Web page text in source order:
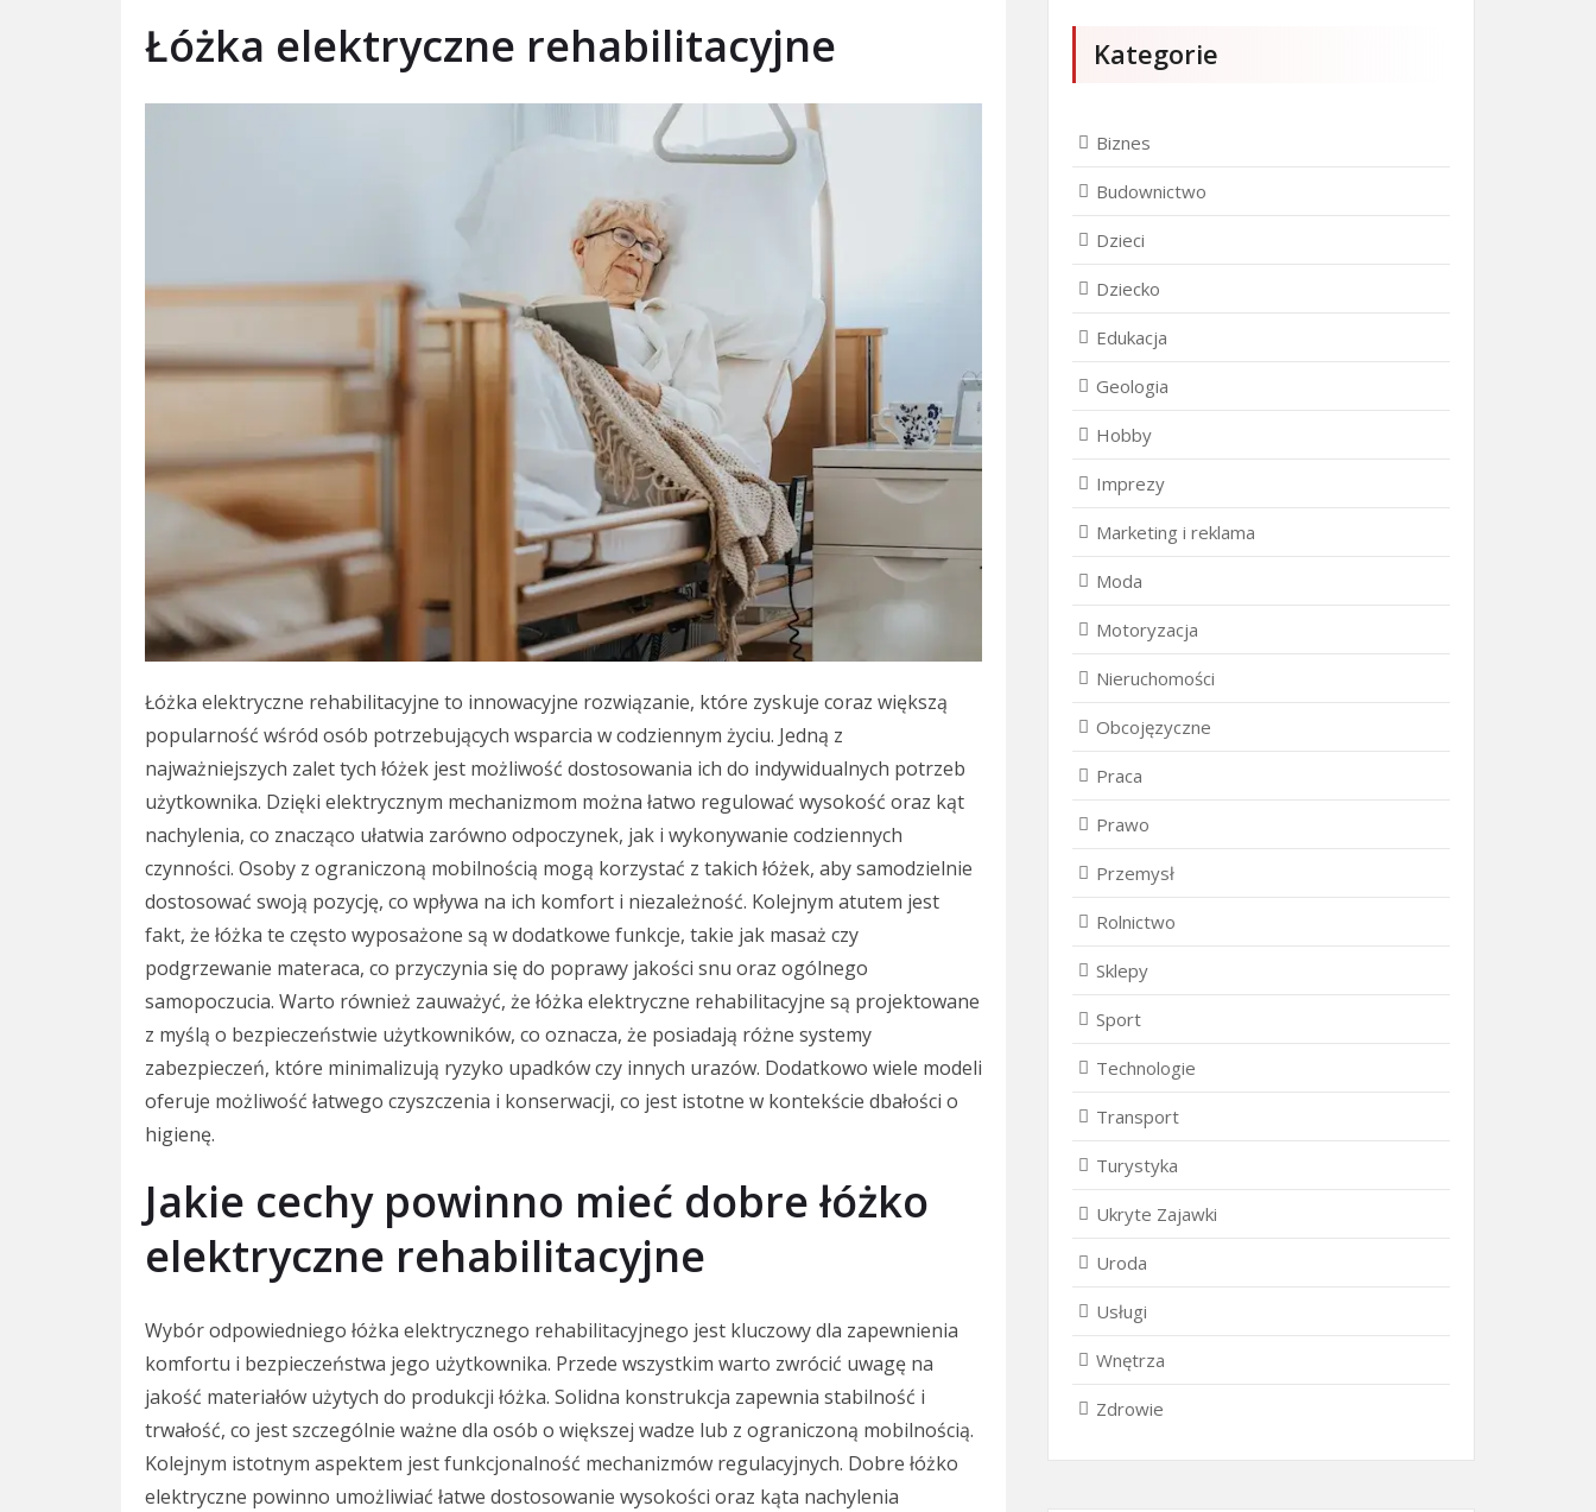
Łóżka elektryczne rehabilitacyjne
Łóżka elektryczne rehabilitacyjne to innowacyjne rozwiązanie, które zyskuje coraz większą
popularność wśród osób potrzebujących wsparcia w codziennym życiu. Jedną z
najważniejszych zalet tych łóżek jest możliwość dostosowania ich do indywidualnych potrzeb
użytkownika. Dzięki elektrycznym mechanizmom można łatwo regulować wysokość oraz kąt
nachylenia, co znacząco ułatwia zarówno odpoczynek, jak i wykonywanie codziennych
czynności. Osoby z ograniczoną mobilnością mogą korzystać z takich łóżek, aby samodzielnie
dostosować swoją pozycję, co wpływa na ich komfort i niezależność. Kolejnym atutem jest
fakt, że łóżka te często wyposażone są w dodatkowe funkcje, takie jak masaż czy
podgrzewanie materaca, co przyczynia się do poprawy jakości snu oraz ogólnego
samopoczucia. Warto również zauważyć, że łóżka elektryczne rehabilitacyjne są projektowane
z myślą o bezpieczeństwie użytkowników, co oznacza, że posiadają różne systemy
zabezpieczeń, które minimalizują ryzyko upadków czy innych urazów. Dodatkowo wiele modeli
oferuje możliwość łatwego czyszczenia i konserwacji, co jest istotne w kontekście dbałości o
higienę.
Jakie cechy powinno mieć dobre łóżko
elektryczne rehabilitacyjne
Wybór odpowiedniego łóżka elektrycznego rehabilitacyjnego jest kluczowy dla zapewnienia
komfortu i bezpieczeństwa jego użytkownika. Przede wszystkim warto zwrócić uwagę na
jakość materiałów użytych do produkcji łóżka. Solidna konstrukcja zapewnia stabilność i
trwałość, co jest szczególnie ważne dla osób o większej wadze lub z ograniczoną mobilnością.
Kolejnym istotnym aspektem jest funkcjonalność mechanizmów regulacyjnych. Dobre łóżko
elektryczne powinno umożliwiać łatwe dostosowanie wysokości oraz kąta nachylenia
Kategorie
Biznes
Budownictwo
Dzieci
Dziecko
Edukacja
Geologia
Hobby
Imprezy
Marketing i reklama
Moda
Motoryzacja
Nieruchomości
Obcojęzyczne
Praca
Prawo
Przemysł
Rolnictwo
Sklepy
Sport
Technologie
Transport
Turystyka
Ukryte Zajawki
Uroda
Usługi
Wnętrza
Zdrowie